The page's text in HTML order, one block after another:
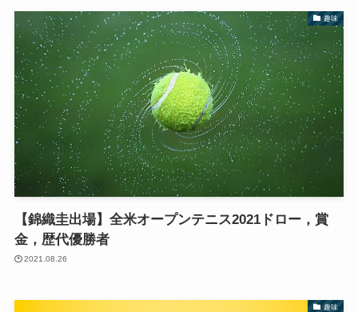
趣味
【錦織圭出場】全米オープンテニス2021ドロー，賞
金，歴代優勝者
2021.08.26
趣味